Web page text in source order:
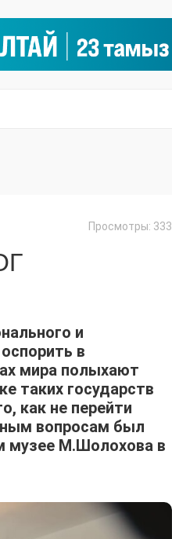
Просмотры: 333
и
в
мира полыхают
таких государств
как не перейти
вопросам был
музее М.Шолохова в